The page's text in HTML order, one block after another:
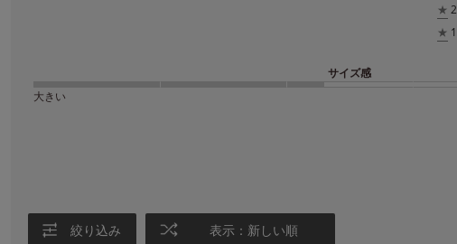
★ 2
★ 1
サイズ感
大きい
絞り込み 表示：新しい順